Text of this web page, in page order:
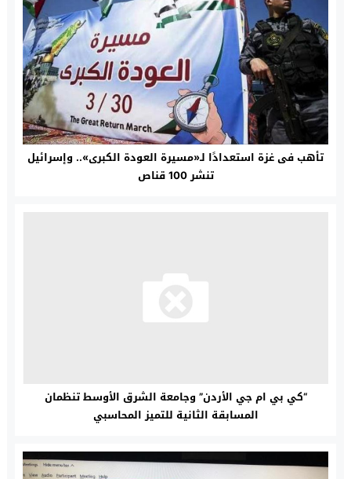
تأهب فى غزة استعدادًا لـ«مسيرة العودة الكبرى».. وإسرائيل
تنشر 100 قناص
“كي بي ام جي الأردن” وجامعة الشرق الأوسط تنظمان
المسابقة الثانية للتميز المحاسبي